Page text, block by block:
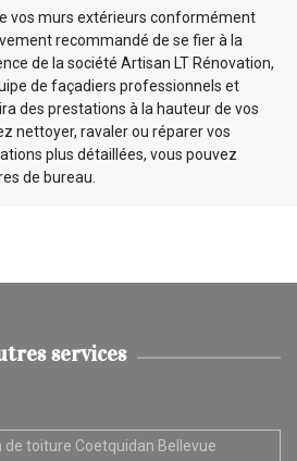
vos murs extérieurs conformément
recommandé de se fier à la
de la société Artisan LT Rénovation,
de façadiers professionnels et
des prestations à la hauteur de vos
nettoyer, ravaler ou réparer vos
plus détaillées, vous pouvez
de bureau.
services
de toiture Coetquidan Bellevue